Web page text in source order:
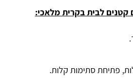
קטנים לבית בקרית מלאכי:
פתיחת סתימות קלות.